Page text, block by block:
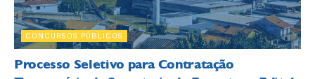
CONCURSOS PÚBLICOS
Processo Seletivo para Contratação